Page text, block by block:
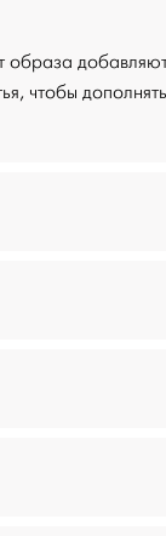
образа
чтобы дополнять